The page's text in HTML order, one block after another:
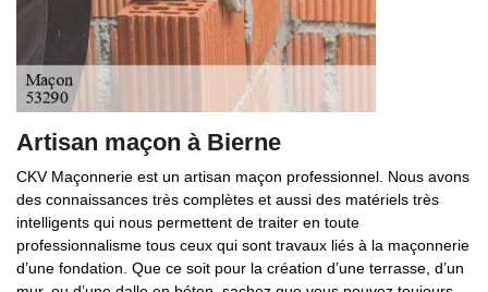
Artisan maçon à Bierne
CKV Maçonnerie est un artisan maçon professionnel. Nous avons
des connaissances très complètes et aussi des matériels très
intelligents qui nous permettent de traiter en toute
professionnalisme tous ceux qui sont travaux liés à la maçonnerie
d’une fondation. Que ce soit pour la création d’une terrasse, d’un